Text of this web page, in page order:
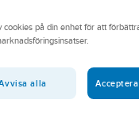
BECKERS
Perfekt Fönster
FÖNSTERFÄRG
Artikelnummer:
73695281
710018194
på din enhet för att
alla